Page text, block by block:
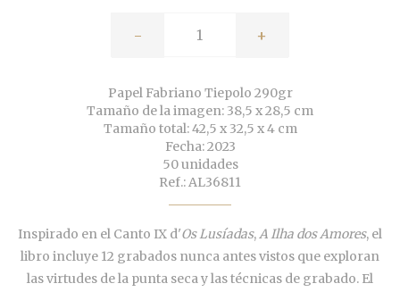
- +
Papel Fabriano Tiepolo 290gr
Tamaño de la imagen: 38,5 x 28,5 cm
Tamaño total: 42,5 x 32,5 x 4 cm
Fecha: 2023
50 unidades
Ref.: AL36811
Inspirado en el Canto IX d'Os Lusíadas,A Ilha dos Amores, el
libro incluye 12 grabados nunca antes vistos que exploran
las virtudes de la punta seca y las técnicas de grabado. El